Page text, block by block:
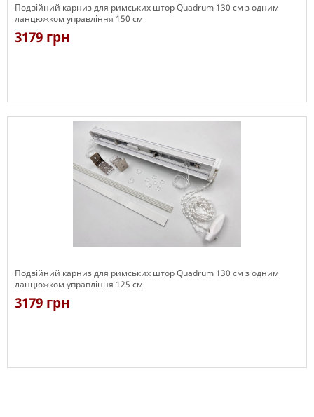
Подвійний карниз для римських штор Quadrum 130 см з одним
ланцюжком управління 150 см
3179 грн
Подвійний карниз для римських штор Quadrum 130 см з одним
ланцюжком управління 125 см
3179 грн